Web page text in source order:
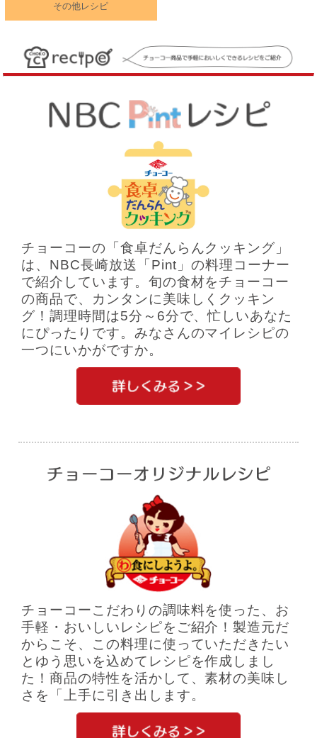
その他レシピ
チョーコーの「食卓だんらんクッキング」
は、NBC長崎放送「Pint」の料理コーナー
で紹介しています。旬の食材をチョーコー
の商品で、カンタンに美味しくクッキン
グ！調理時間は5分～6分で、忙しいあなた
にぴったりです。みなさんのマイレシピの
一つにいかがですか。
チョーコーこだわりの調味料を使った、お
手軽・おいしいレシピをご紹介！製造元だ
からこそ、この料理に使っていただきたい
とゆう思いを込めてレシピを作成しまし
た！商品の特性を活かして、素材の美味し
さを「上手に引き出します。